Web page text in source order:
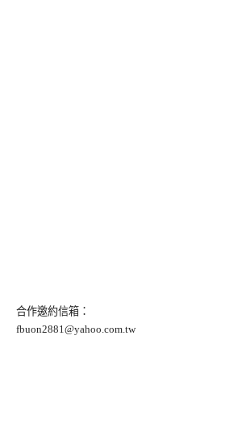
合作邀約信箱：
fbuon2881@yahoo.com.tw